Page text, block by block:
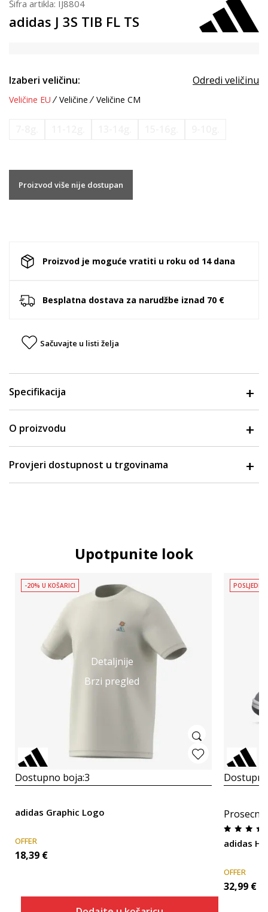
Šifra artikla: IJ8804
adidas J 3S TIB FL TS
Izaberi veličinu: Odredi veličinu
Veličine EU Veličine Veličine CM
Proizvod više nije dostupan
Proizvod je moguće vratiti u roku od 14 dana
Besplatna dostava za narudžbe iznad 70 €
Sačuvajte u listi želja
Specifikacija
O proizvodu
Provjeri dostupnost u trgovinama
Upotpunite look
Detaljnije
Brzi pregled
-20% U KOŠARICI
Dostupno boja:3
adidas Graphic Logo
OFFER
18,39 €
adidas
OFFER
32,99 €